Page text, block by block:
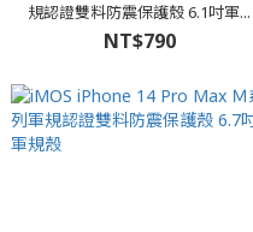
規認證雙料防震保護殼 6.1吋軍...
NT$790